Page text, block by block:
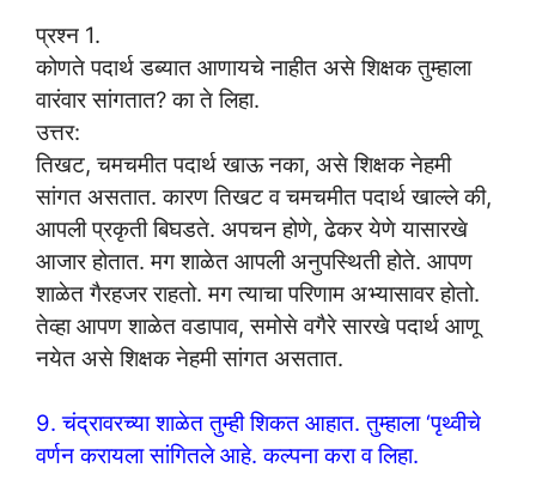
प्रश्न 1.
कोणते पदार्थ डब्यात आणायचे नाहीत असे शिक्षक तुम्हाला
वारंवार सांगतात? का ते लिहा.
उत्तर:
तिखट, चमचमीत पदार्थ खाऊ नका, असे शिक्षक नेहमी
सांगत असतात. कारण तिखट व चमचमीत पदार्थ खाल्ले की,
आपली प्रकृती बिघडते. अपचन होणे, ढेकर येणे यासारखे
आजार होतात. मग शाळेत आपली अनुपस्थिती होते. आपण
शाळेत गैरहजर राहतो. मग त्याचा परिणाम अभ्यासावर होतो.
तेव्हा आपण शाळेत वडापाव, समोसे वगैरे सारखे पदार्थ आणू
नयेत असे शिक्षक नेहमी सांगत असतात.
9. चंद्रावरच्या शाळेत तुम्ही शिकत आहात. तुम्हाला ‘पृथ्वीचे
वर्णन करायला सांगितले आहे. कल्पना करा व लिहा.